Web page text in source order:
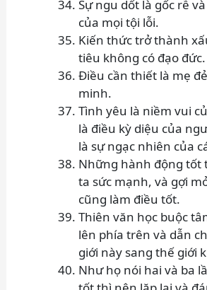
Sự ngu dốt là gốc rễ
của mọi tội lỗi.
Kiến thức trở thành
tiêu không có đạo đức.
Điều cần thiết là mẹ
minh.
Tình yêu là niềm vui
là điều kỳ diệu của
là sự ngạc nhiên của
Những hành động tốt
ta sức mạnh, và gợi
cũng làm điều tốt.
Thiên văn học buộc
lên phía trên và dẫn
giới này sang thế giới
Như họ nói hai và ba